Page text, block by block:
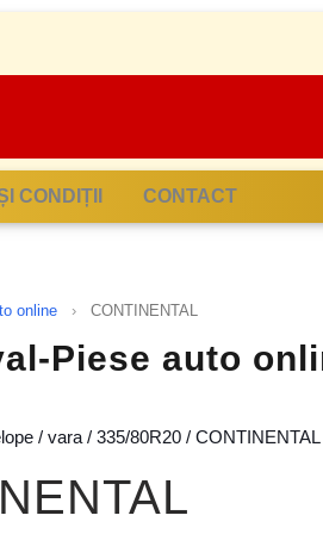
CONDIȚII CONTACT
online › CONTINENTAL
Piese auto
/ vara / 335/80R20 / CONTINENTAL